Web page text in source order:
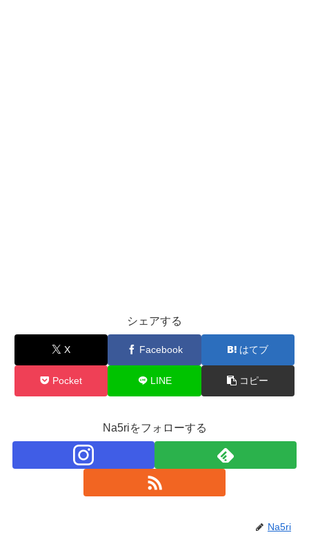
シェアする
X Facebook はてブ
Pocket LINE コピー
Na5riをフォローする
Na5ri